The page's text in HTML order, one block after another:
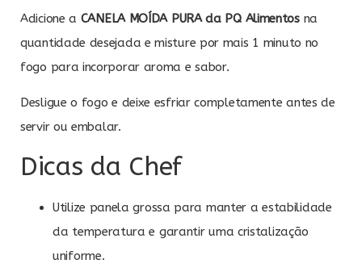
Adicione a CANELA MOÍDA PURA da PQ Alimentosna
quantidade desejada e misture por mais 1 minuto no
fogo para incorporar aroma e sabor.
Desligue o fogo e deixe esfriar completamente antes de
servir ou embalar.
Dicas da Chef
Utilize panela grossa para manter a estabilidade
da temperatura e garantir uma cristalização
uniforme.